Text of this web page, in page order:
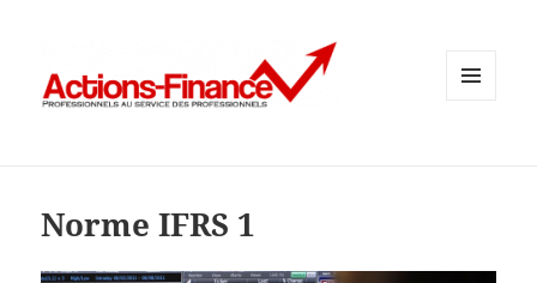
Norme IFRS 1